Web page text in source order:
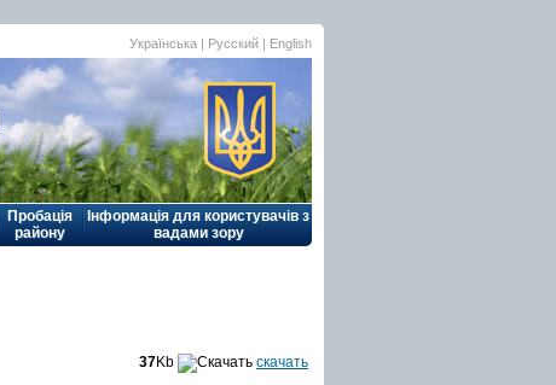
Українська | Русский | English
Пробація
району
Інформація для користувачів з
вадами зору
37Kb скачать